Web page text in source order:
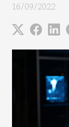
16/09/2022